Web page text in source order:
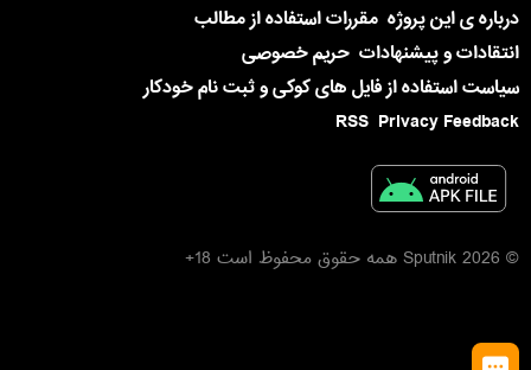
درباره ی این پروژه مقررات استفاده از مطالب
انتقادات و پیشنهادات حریم خصوصی
سیاست استفاده از فایل های کوکی و ثبت نام خودکار
Privacy Feedback
RSS
© 2026 Sputnik همه حقوق محفوظ است 18+